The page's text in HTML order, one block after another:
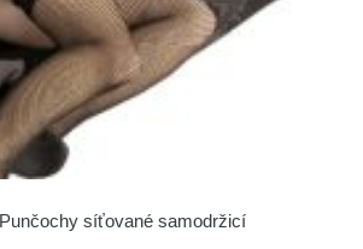
síťované samodržicí